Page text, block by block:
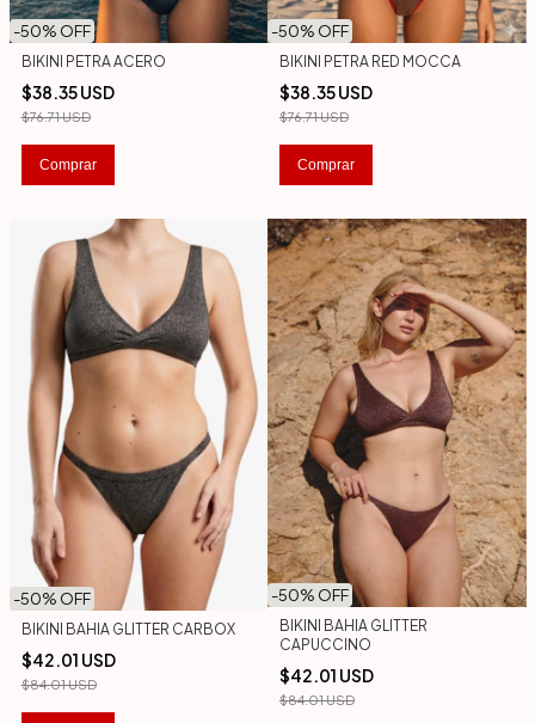
-50% OFF
BIKINI PETRA ACERO
$38.35 USD
$76.71 USD
Comprar
-50% OFF
BIKINI PETRA RED MOCCA
$38.35 USD
$76.71 USD
Comprar
-50% OFF
BIKINI BAHIA GLITTER CARBOX
$42.01 USD
$84.01 USD
-50% OFF
BIKINI BAHIA GLITTER
CAPUCCINO
$42.01 USD
$84.01 USD